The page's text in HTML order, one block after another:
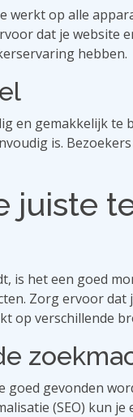
werkt op alle
dat je website
hebben.
en gemakkelijk
is.
juiste
is het een goed
Zorg ervoor
op verschillende
goed gevonden
(SEO) kun